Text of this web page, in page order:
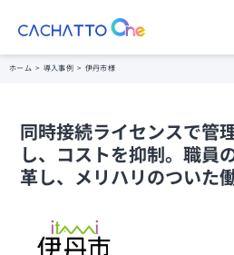
CACHATTO
Oneとは
ップ
セキュアコン
テナ AD
セキュアなVPNで社内にアク
セスできるデータレスクラ
アント
料金プラン・購
入の流れ
運用ご担当者様
ホーム > 導入事例 > 伊丹市様
同時接続ライセンスで管
し、コストを抑制。職員
革し、メリハリのついた